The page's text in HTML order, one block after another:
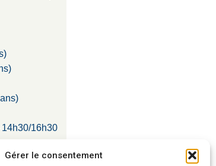
Gérer le consentement
16h30